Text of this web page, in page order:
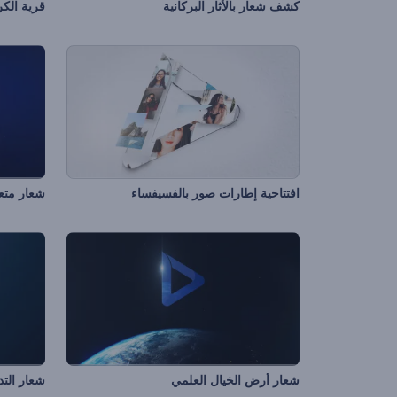
كشف شعار بالأثار البركانية قرية
افتتاحية إطارات صور بالفسيفساء شعار
شعار أرض الخيال العلمي شعار